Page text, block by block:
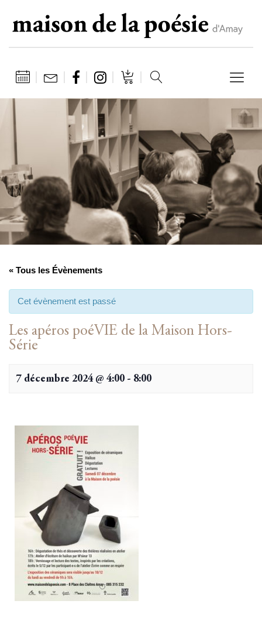
« Tous les Évènements
Cet évènement est passé
Les apéros poéVIE de la Maison Hors-
Série
7 décembre 2024 @ 4:00 - 8:00